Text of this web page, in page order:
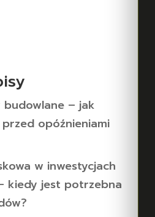
– jak
opóźnieniami
w inwestycjach
kiedy jest potrzebna